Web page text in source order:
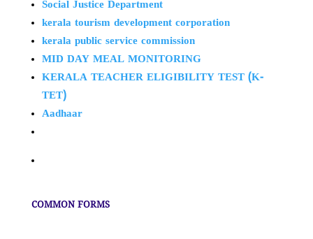
Social Justice Department
kerala tourism development corporation
kerala public service commission
MID DAY MEAL MONITORING
KERALA TEACHER ELIGIBILITY TEST (K-
TET)
Aadhaar
COMMON FORMS